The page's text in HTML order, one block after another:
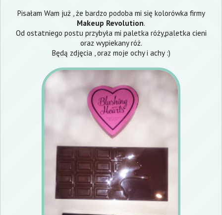
Pisałam Wam już , że bardzo podoba mi się kolorówka firmy
Makeup Revolution.
Od ostatniego postu przybyła mi paletka róży,paletka cieni
oraz wypiekany róż.
Będą zdjęcia , oraz moje ochy i achy :)